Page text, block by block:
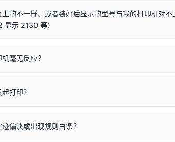
开启，日常正常使用无需长期关闭系统安全校验。）
数据线，或在设备管理器中点击【扫描检测硬件
紧；
印线，劣质或老化的线材是此问题的高发诱因。
的不一样、或者装好后显示的型号与我的打印机对
示 2130 等）
规则**。因为品牌商在生产时，会将**外观和配置稍
该系列发布**一套通用的驱动程序**。命名时，通常
一个官方驱动包）：
毫无反应？
通常代表机器处于正常待机状态；
开扫描仪盖板，原稿朝下放置在玻璃面板上，按下带
打印？
机」菜单，检查并取消勾选「脱机使用打印机」
偏淡或出现规则白条？